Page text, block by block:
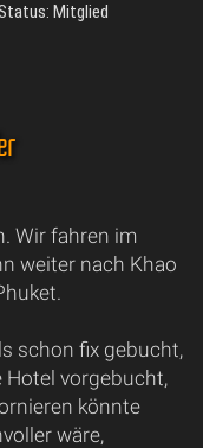
Mitglied
Wir fahren im
weiter nach Khao
schon fix gebucht,
Hotel vorgebucht,
könnte
wäre,